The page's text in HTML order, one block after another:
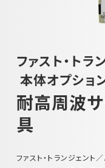
ファスト・ト
本体オプショ
耐高周波
具
ファスト・トランジェン
ファスト・トランジェ
雷サージ試験器